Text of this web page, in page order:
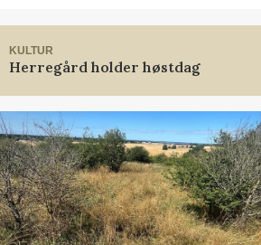
KULTUR
Herregård holder høstdag